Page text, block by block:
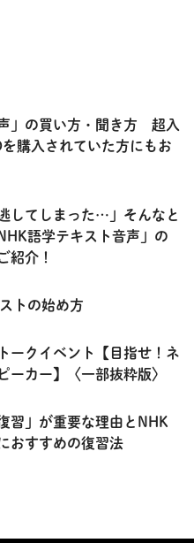
」の買い方・聞き方 超入
購入されていた方にもお
してしまった…」そんなと
語学テキスト音声」の
紹介！
トの始め方
ークイベント【目指せ！ネ
ーカー】〈一部抜粋版〉
習」が重要な理由とNHK
おすすめの復習法